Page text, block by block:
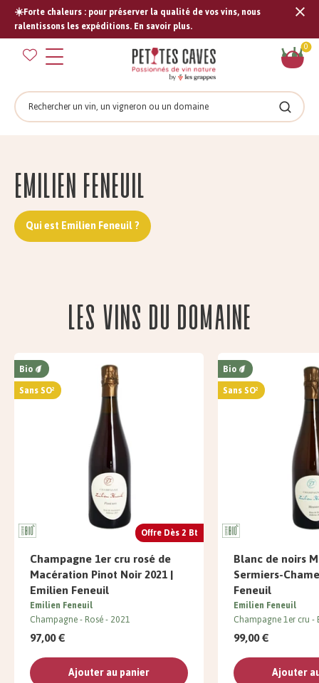
☀️Forte chaleurs : pour préserver la qualité de vos vins, nous
ralentissons les expéditions. En savoir plus.
0
Rechercher
Emilien FENEUIL
Qui est Emilien Feneuil ?
Les vins du domaine
Offre Dès 2 Bt
Bio
Sans SO²
Champagne 1er cru rosé de
Macération Pinot Noir 2021 |
Emilien Feneuil
Emilien Feneuil
Champagne Rosé 2021
97,00 €
Ajouter au panier
Bio
Sans SO²
Blanc de noirs
Sermiers-
Feneuil
Emilien Feneuil
Champagne 1er cru
99,00 €
Ajouter